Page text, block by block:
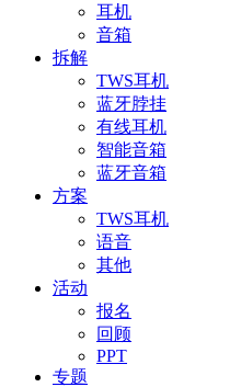
耳机
音箱
拆解
TWS耳机
蓝牙脖挂
有线耳机
智能音箱
蓝牙音箱
方案
TWS耳机
语音
其他
活动
报名
回顾
PPT
专题